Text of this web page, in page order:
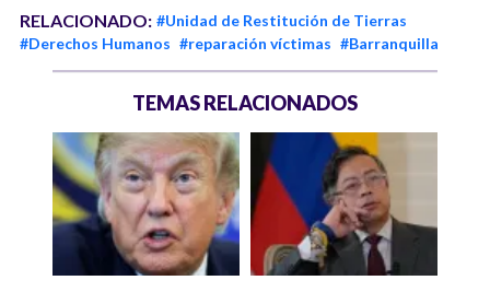
RELACIONADO: #Unidad de Restitución de Tierras
#Derechos Humanos #reparación víctimas #Barranquilla
TEMAS RELACIONADOS